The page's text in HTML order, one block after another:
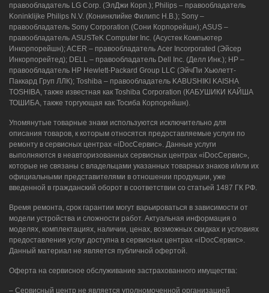
правообладатель LG Corp. (ЭлДжи Корп.); Philips – правообладатель
Koninklijke Philips N.V. (Конинклийке Филипс Н.В.); Sony –
правообладатель Sony Corporation (Сони Корпорейшн); ASUS –
правообладатель ASUSTeK Computer Inc. (Асустек Компьютер
Инкорпорейшн); ACER – правообладатель Acer Incorporated (Эйсер
Инкорпорейтед); DELL – правообладатель Dell Inc. (Делл Инк.); HP –
правообладатель HP Hewlett-Packard Group LLC (ЭйчПи Хьюлетт-
Паккард Груп ЛЛК); Toshiba – правообладатель KABUSHIKI KAISHA
TOSHIBA, также известная как Toshiba Corporation (КАБУШИКИ КАЙША
ТОШИБА, также торгующая как Тосиба Корпорейшн).
Упомянутые товарные знаки используются исключительно для
описания товаров, к которым относятся предоставляемые услуги по
ремонту в сервисных центрах «iDocСервис». Данные услуги
выполняются в неавторизованных сервисных центрах «iDocСервис»,
которые не связаны с владельцами указанных товарных знаков и/или их
официальными представителями в отношении продукции, уже
введенной в гражданский оборот в соответствии со статьей 1487 ГК РФ.
Время ремонта, срок гарантии могут варьироваться в зависимости от
модели устройства и сложности работ. Актуальная информация о
моделях, комплектациях, наличии, ценах, возможных скидках и условиях
предоставления услуг доступна в сервисных центрах «iDocСервис».
Данный материал не является публичной офертой.
Оферта на сервисное обслуживание застрахованного имущества:
– Сервисный центр не является уполномоченной организацией